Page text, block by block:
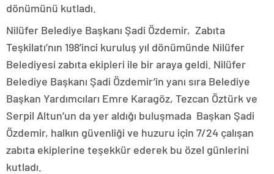
dönümünü kutladı.
Nilüfer Belediye Başkanı Şadi Özdemir, Zabıta
Teşkilatı’nın 198’inci kuruluş yıl dönümünde Nilüfer
Belediyesi zabıta ekipleri ile bir araya geldi. Nilüfer
Belediye Başkanı Şadi Özdemir’in yanı sıra Belediye
Başkan Yardımcıları Emre Karagöz, Tezcan Öztürk ve
Serpil Altun’un da yer aldığı buluşmada Başkan Şadi
Özdemir, halkın güvenliği ve huzuru için 7/24 çalışan
zabıta ekiplerine teşekkür ederek bu özel günlerini
kutladı.